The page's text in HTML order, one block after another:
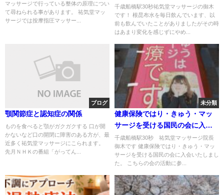
マッサージで行っている整体の原理につい
て尋ねられる事があります。 祐気堂マッ
サージでは按摩指圧マッサー...
千歳船橋駅30秒祐気堂マッサージの御木
です！ 根昆布水を毎日飲んでいます、以
前も飲んでいたことがありましたがその時
はあまり変化を感じずにやめ...
ブログ
顎関節症と認知症の関係
ものを食べると顎がガクガクする 口が開
かないなど口の開閉に障害のある方が、最
近多く祐気堂マッサージにこられます。
先月ＮＨＫの番組「がってん...
未分類
健康保険ではり・きゅう・マッ
サージを受ける国民の会に入会
いたしました。
千歳船橋駅30秒 祐気堂マッサージ院長
御木です 健康保険ではり・きゅう・マッ
サージを受ける国民の会に入会いたしまし
た。 こちらの会の活動に参...